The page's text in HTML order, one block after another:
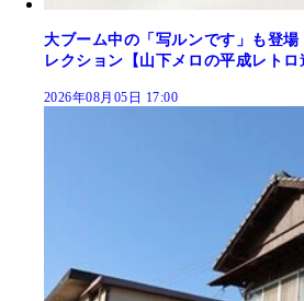
大ブーム中の「写ルンです」も登
レクション【山下メロの平成レトロ
2026年08月05日 17:00